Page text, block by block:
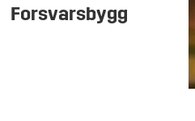
Forsvarsbygg